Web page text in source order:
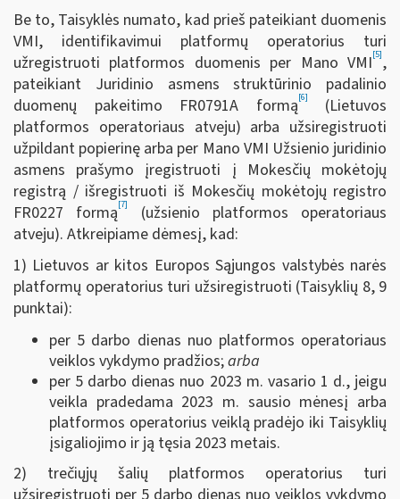
Be to, Taisyklės numato, kad prieš pateikiant duomenis
VMI, identifikavimui platformų operatorius turi
užregistruoti platformos duomenis per Mano VMI[5],
pateikiant Juridinio asmens struktūrinio padalinio
duomenų pakeitimo FR0791A formą[6]
(Lietuvos
platformos operatoriaus atveju) arba užsiregistruoti
užpildant popierinę arba per Mano VMI Užsienio juridinio
asmens prašymo įregistruoti į Mokesčių mokėtojų
registrą / išregistruoti iš Mokesčių mokėtojų registro
FR0227 formą[7]
(užsienio platformos operatoriaus
atveju). Atkreipiame dėmesį, kad:
1) Lietuvos ar kitos Europos Sąjungos valstybės narės
platformų operatorius turi užsiregistruoti (Taisyklių 8, 9
punktai):
per 5 darbo dienas nuo platformos operatoriaus
veiklos vykdymo pradžios;arba
per 5 darbo dienas nuo 2023 m. vasario 1 d., jeigu
veikla pradedama 2023 m. sausio mėnesį arba
platformos operatorius veiklą pradėjo iki Taisyklių
įsigaliojimo ir ją tęsia 2023 metais.
2) trečiųjų šalių platformos operatorius turi